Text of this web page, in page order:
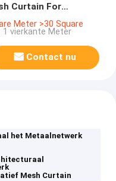
Curtain For
Meter >30 Square
1 vierkante Meter
Contact nu
het Metaalnetwerk
Mesh Curtain